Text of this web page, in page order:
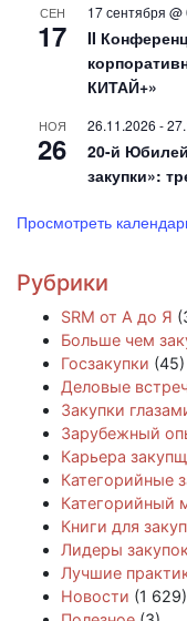
СЕН
17
17 сентября @
II
КИТАЙ+»
НОЯ
26
26.11.2026 -
20-й
закупки»:
Просмотреть
Рубрики
SRM от А до Я
Больше чем
Госзакупки (45)
Деловые
Закупки
Зарубежный
Карьера
Категорийные
Категорийный
Книги для
Лидеры
Лучшие
Новости (1 629)